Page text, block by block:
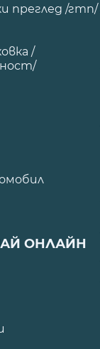
преглед /гтп/
/
ОНЛАЙН